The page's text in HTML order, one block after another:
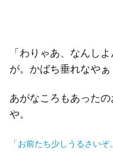
「わりゃあ、なんし
が。かばち垂れなやぁ
あがなころもあった
や。
「お前たち少しうるさいぞ